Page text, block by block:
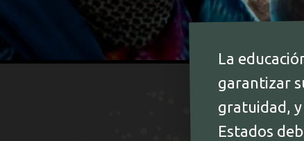
La
garantizar
gratuidad,
Estados